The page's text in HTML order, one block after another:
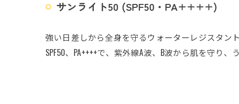
サンライト50 (SPF50・PA++++)
強い日差しから全身を守るウォーターレジスタン
SPF50、PA++++で、紫外線A波、B波から肌を守り